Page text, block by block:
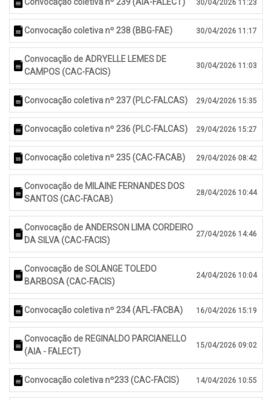
Convocação coletiva nº 239 (AIA-FALECT) 30/04/2026 11:23
Convocação coletiva nº 238 (BBG-FAE) 30/04/2026 11:17
Convocação de ADRYELLE LEMES DE
CAMPOS (CAC-FACIS)
30/04/2026 11:03
Convocação coletiva nº 237 (PLC-FALCAS) 29/04/2026 15:35
Convocação coletiva nº 236 (PLC-FALCAS) 29/04/2026 15:27
Convocação coletiva nº 235 (CAC-FACAB) 29/04/2026 08:42
Convocação de MILAINE FERNANDES DOS
SANTOS (CAC-FACAB)
28/04/2026 10:44
Convocação de ANDERSON LIMA CORDEIRO
DA SILVA (CAC-FACIS)
27/04/2026 14:46
Convocação de SOLANGE TOLEDO
BARBOSA (CAC-FACIS)
24/04/2026 10:04
Convocação coletiva nº 234 (AFL-FACBA) 16/04/2026 15:19
Convocação de REGINALDO PARCIANELLO
(AIA - FALECT)
15/04/2026 09:02
Convocação coletiva nº233 (CAC-FACIS) 14/04/2026 10:55